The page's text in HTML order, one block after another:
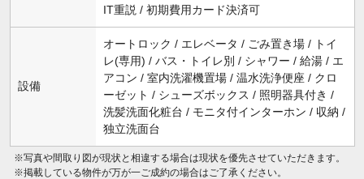
IT重説 / 初期費用カード決済可
設備
オートロック / エレベータ / ごみ置き場 / トイ
レ(専用) / バス・トイレ別 / シャワー / 給湯 / エ
アコン / 室内洗濯機置場 / 温水洗浄便座 / クロ
ーゼット / シューズボックス / 照明器具付き /
洗髪洗面化粧台 / モニタ付インターホン / 収納 /
独立洗面台
※写真や間取り図が現状と相違する場合は現状を優先させていただきます。
※掲載している物件が万が一ご成約の場合はご了承ください。